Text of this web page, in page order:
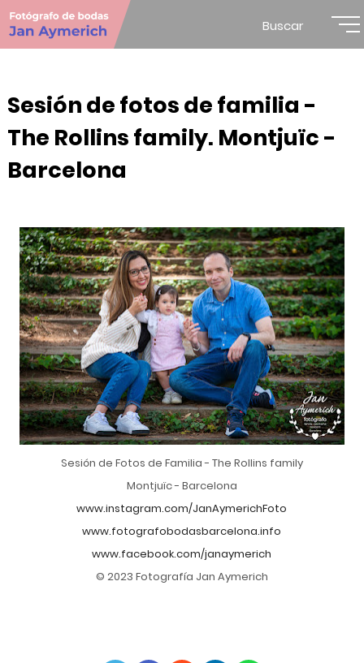
Buscar
Sesión de fotos de familia -
The Rollins family. Montjuïc -
Barcelona
Sesión de Fotos de Familia - The Rollins family
Montjuïc - Barcelona
www.instagram.com/JanAymerichFoto
www.fotografobodasbarcelona.info
www.facebook.com/janaymerich
© 2023 Fotografía Jan Aymerich